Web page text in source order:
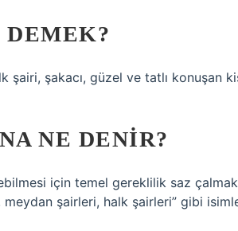
şairi, şakacı, güzel ve tatlı konuşan
NE DENIR?
için temel gereklilik saz
şairleri, halk şairleri” gibi